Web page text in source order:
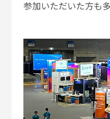
参加いただいた方も